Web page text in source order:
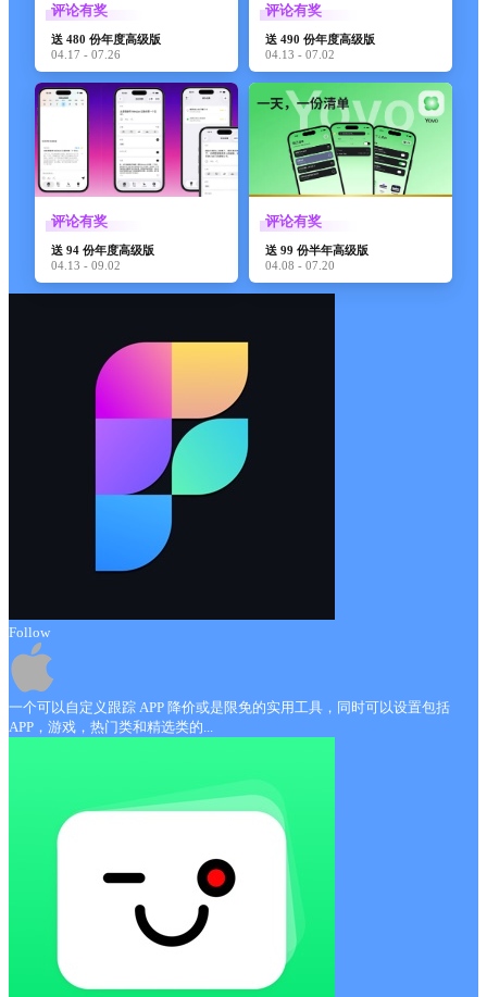
评论有奖
送 480 份年度高级版
04.17 - 07.26
评论有奖
送 490 份年度高级版
04.13 - 07.02
评论有奖
送 94 份年度高级版
04.13 - 09.02
评论有奖
送 99 份半年高级版
04.08 - 07.20
Follow
一个可以自定义跟踪 APP 降价或是限免的实用工具，同时可以设置包括
APP，游戏，热门类和精选类的...